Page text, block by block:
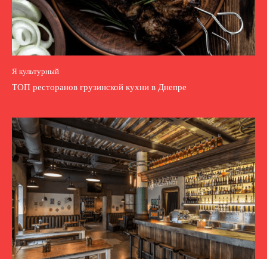
Я культурный
ТОП ресторанов грузинской кухни в Днепре